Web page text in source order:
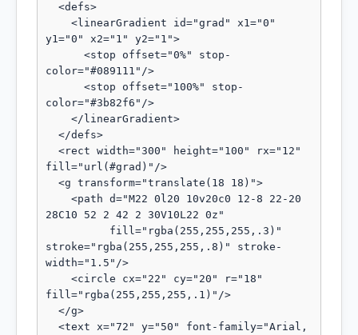
y1="0" x2="1" y2="1">
color="#089111"/>
color="#3b82f6"/>
fill="url(#grad)"/>
28C10 52 2 42 2 30V10L22 0z"
stroke="rgba(255,255,255,.8)" stroke-
width="1.5"/>
fill="rgba(255,255,255,.1)"/>